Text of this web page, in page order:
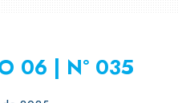
06 | N° 035